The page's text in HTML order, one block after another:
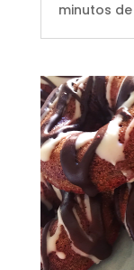
minutos